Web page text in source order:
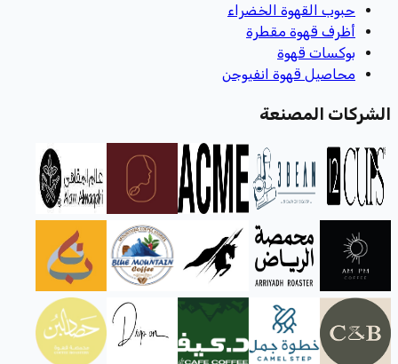
حبوب القهوة الخضراء
أظرف قهوة مقطرة
بوكسات قهوة
محاصيل قهوة انفيوجن
الشركات المصنعة